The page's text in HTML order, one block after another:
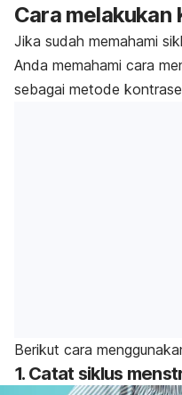
Cara melakukan
Jika sudah memahami
Anda memahami cara
sebagai metode
Berikut cara
1. Catat siklus